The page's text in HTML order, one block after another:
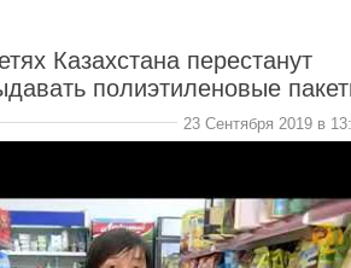
Казахстана перестанут
полиэтиленовые
23 Сентября 2019 в